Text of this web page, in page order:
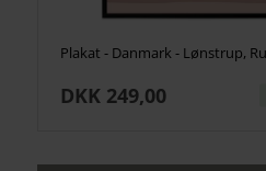
DKK 249,00